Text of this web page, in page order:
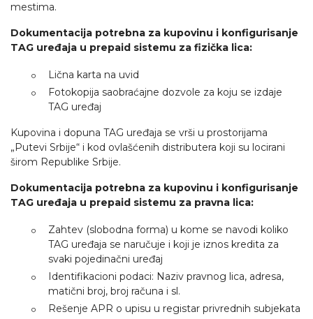
mestima.
Dokumentacija potrebna za kupovinu i konfigurisanje
TAG uređaja u prepaid sistemu za fizička lica:
Lična karta na uvid
Fotokopija saobraćajne dozvole za koju se izdaje
TAG uređaj
Kupovina i dopuna TAG uređaja se vrši u prostorijama
„Putevi Srbije“ i kod ovlašćenih distributera koji su locirani
širom Republike Srbije.
Dokumentacija potrebna za kupovinu i konfigurisanje
TAG uređaja u prepaid sistemu za pravna lica:
Zahtev (slobodna forma) u kome se navodi koliko
TAG uređaja se naručuje i koji je iznos kredita za
svaki pojedinačni uređaj
Identifikacioni podaci: Naziv pravnog lica, adresa,
matični broj, broj računa i sl.
Rešenje APR o upisu u registar privrednih subjekata